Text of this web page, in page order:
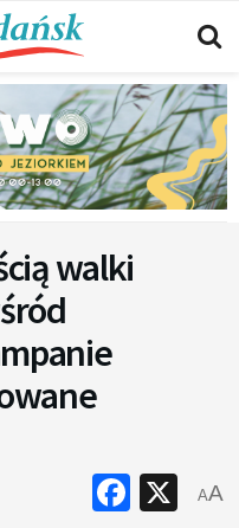
walki
X
AA